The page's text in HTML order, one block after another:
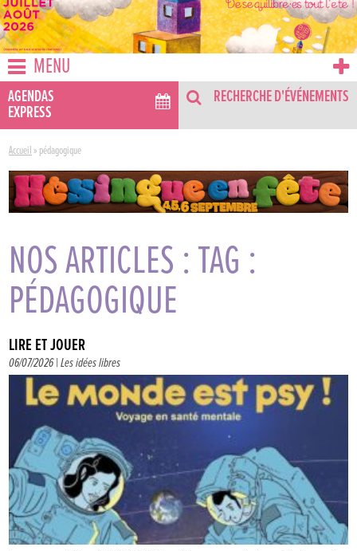
MENU
AGENDAS
EXPRESS
RECHERCHE D'ÉVÉNEMENTS
Accueil » pédagogique
NOS ARTICLES : TAG :
PÉDAGOGIQUE
LIRE ET JOUER
06/07/2026 |Les idées libres